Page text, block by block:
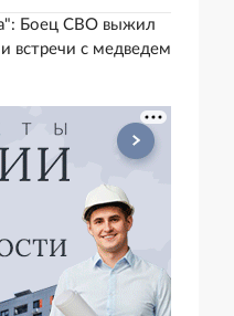
Боец СВО выжил
встречи с медведем